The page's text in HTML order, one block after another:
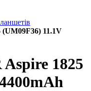
11.1V
1825